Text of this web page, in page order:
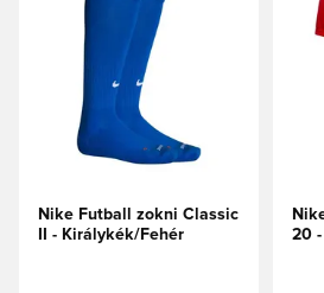
Nike Futball zokni Classic
II - Királykék/Fehér
20